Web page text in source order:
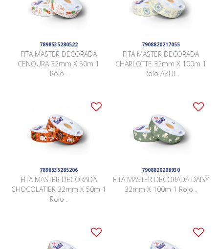
7898535280522
FITA MASTER DECORADA
CENOURA 32mm X 50m 1
Rolo .
7908820217055
FITA MASTER DECORADA
CHARLOTTE 32mm X 100m 1
Rolo AZUL
7898535285206
FITA MASTER DECORADA
CHOCOLATIER 32mm X 50m 1
Rolo .
7908820208930
FITA MASTER DECORADA DAISY
32mm X 100m 1 Rolo .